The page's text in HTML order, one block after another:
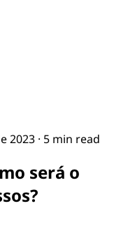
2023 · 5 min read
será o